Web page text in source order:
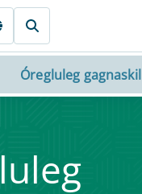
Óregluleg gagnaskil